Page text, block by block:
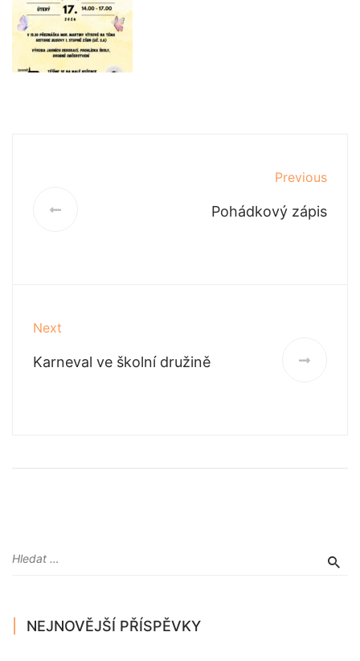
Previous
Pohádkový zápis
Next
Karneval ve školní družině
NEJNOVĚJŠÍ PŘÍSPĚVKY